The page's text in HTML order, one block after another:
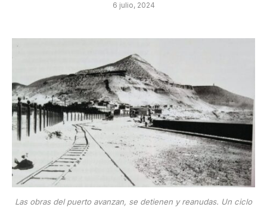
6 julio, 2024
Las obras del puerto avanzan, se detienen y reanudas. Un ciclo